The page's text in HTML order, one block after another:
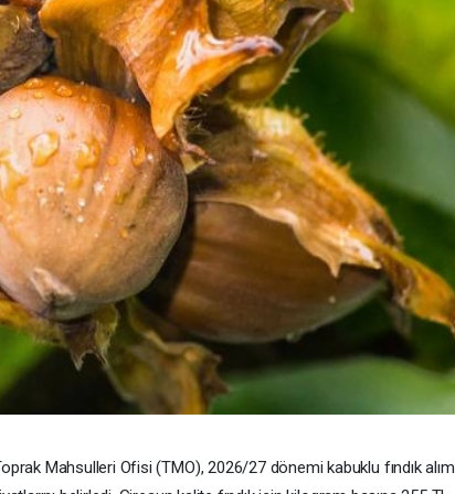
Mahsulleri Ofisi (TMO), 2026/27 dönemi kabuklu fındık alım